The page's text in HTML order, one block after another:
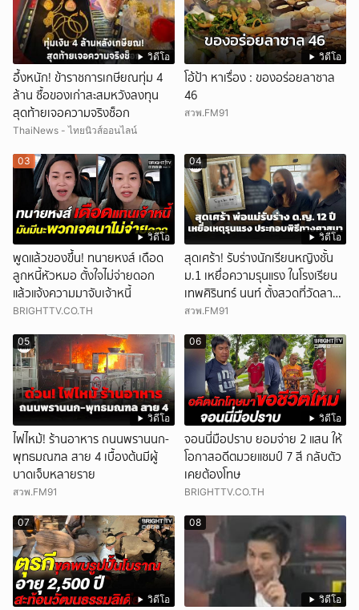
วิดีโอ
อึ้งหนัก! ข้าราชการเกษียณทุ่ม 4
ล้าน ซื้อของเก่าสะสมหวังลงทุน
สุดท้ายเจอความจริงช็อก
ThaiNews - ไทยนิวส์ออนไลน์
วิดีโอ
โอ้ป้า หาเรื่อง : ของอร่อยลาซาล
46
สวพ.FM91
วิดีโอ
03
พูดแล้วของขึ้น! ทนายหงส์ เดือด
ลูกหนี้หัวหมอ ตั้งใจไม่จ่ายดอก
แล้วแจ้งความมาจับเจ้าหนี้
BRIGHTTV.CO.TH
วิดีโอ
04
สุดเศร้า! รับร่างนักเรียนหญิงชั้น
ม.1 เหยื่อความรุนแรง ในโรงเรียน
เทพศิรินทร์ นนท์ ตั้งสวดที่วัดลาด
ปลาดุก
สวพ.FM91
วิดีโอ
05
ไฟไหม้! ร้านอาหาร ถนนพรานนก-
พุทธมณฑล สาย 4 เบื้องต้นมีผู้
บาดเจ็บหลายราย
สวพ.FM91
วิดีโอ
06
จอนนี่มือปราบ ยอมจ่าย 2 แสน ให้
โอกาสอดีตมวยแชมป์ 7 สี กลับตัว
เคยต้องโทษ
BRIGHTTV.CO.TH
วิดีโอ
07
วิดีโอ
08